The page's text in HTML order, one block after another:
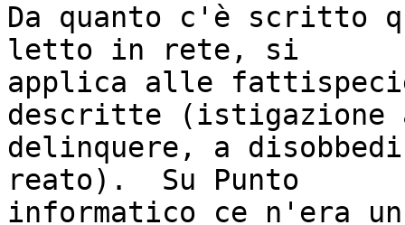
Da quanto c'è scritto
letto in rete, si
applica alle
descritte (istigazione
delinquere, a
reato).  Su Punto
informatico ce n'era